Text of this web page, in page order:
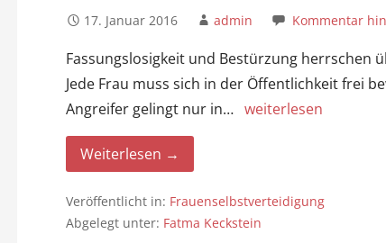
17. Januar 2016 admin Kommentar
Fassungslosigkeit und Bestürzung herrschen
Jede Frau muss sich in der Öffentlichkeit frei
Angreifer gelingt nur in… weiterlesen
Weiterlesen →
Veröffentlicht in: Frauenselbstverteidigung
Abgelegt unter: Fatma Keckstein